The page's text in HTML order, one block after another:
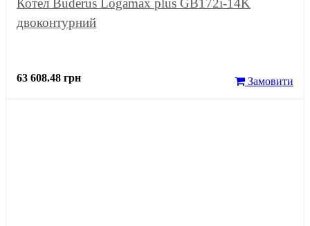
двоконтурний
63 608.48 грн Замовити